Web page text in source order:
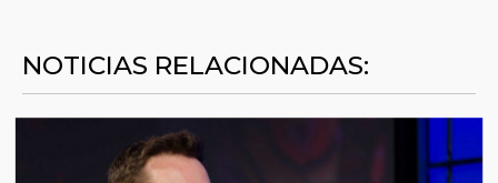
NOTICIAS RELACIONADAS: